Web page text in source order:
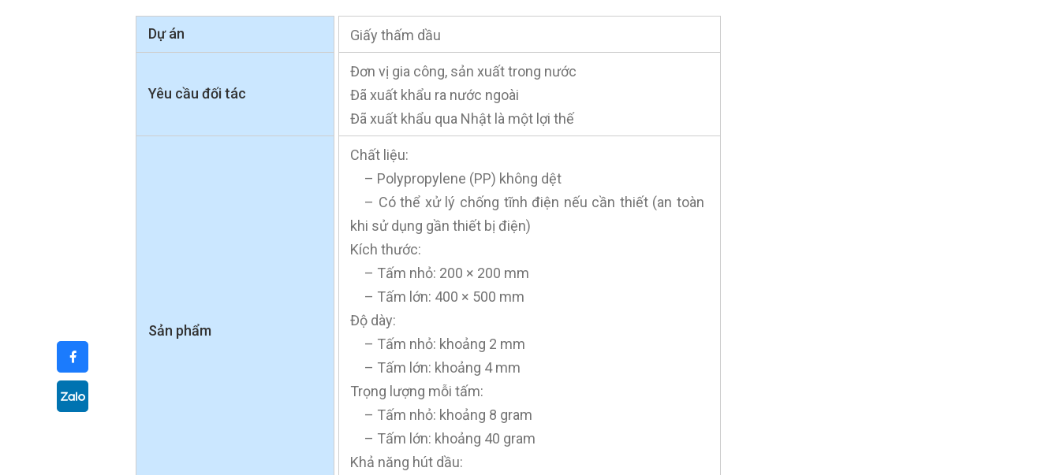
Dự án Giấy thấm dầu
Yêu cầu đối tác
Đơn vị gia công, sản xuất trong nước
Đã xuất khẩu ra nước ngoài
Đã xuất khẩu qua Nhật là một lợi thế
Sản phẩm
Chất liệu:
– Polypropylene (PP) không dệt
– Có thể xử lý chống tĩnh điện nếu cần thiết (an toàn
khi sử dụng gần thiết bị điện)
Kích thước:
– Tấm nhỏ: 200 × 200 mm
– Tấm lớn: 400 × 500 mm
Độ dày:
– Tấm nhỏ: khoảng 2 mm
– Tấm lớn: khoảng 4 mm
Trọng lượng mỗi tấm:
– Tấm nhỏ: khoảng 8 gram
– Tấm lớn: khoảng 40 gram
Khả năng hút dầu: